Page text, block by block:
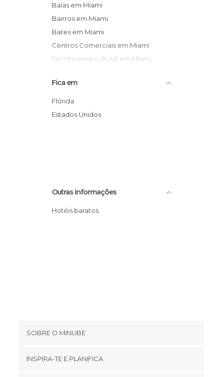
Baías em Miami
Bairros em Miami
Bares em Miami
Centros Comerciais em Miami
De interesse cultural em Miami
De interesse turístico em Miami
Estátuas em Miami
Jardins em Miami
Zoos em Miami
Fica em
Flórida
Estados Unidos
Outras informações
Hotéis baratos
SOBRE O MINUBE
INSPIRA-TE E PLANIFICA